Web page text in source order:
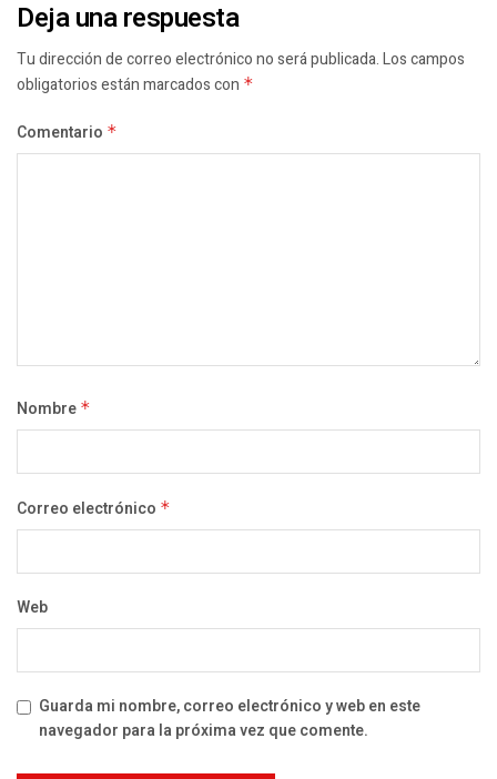
Deja una respuesta
Tu dirección de correo electrónico no será publicada.Los campos
obligatorios están marcados con *
Comentario *
Nombre *
Correo electrónico *
Web
Guarda mi nombre, correo electrónico y web en este
navegador para la próxima vez que comente.